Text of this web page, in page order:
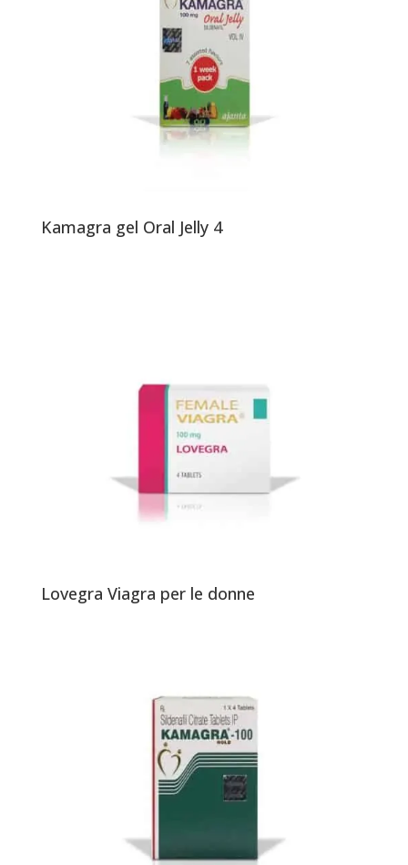
Kamagra gel Oral Jelly 4
Lovegra Viagra per le donne